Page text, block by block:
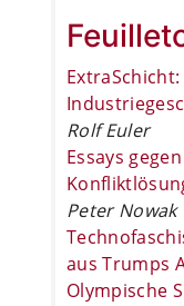
Rolf Euler
Essays
Peter Nowak
aus Trumps
Olympische